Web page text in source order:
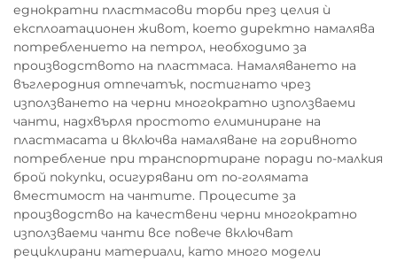
еднократни пластмасови торби през целия ѝ
експлоатационен живот, което директно намалява
потреблението на петрол, необходимо за
производството на пластмаса. Намаляването на
въглеродния отпечатък, постигнато чрез
използването на черни многократно използваеми
чанти, надхвърля простото елиминиране на
пластмасата и включва намаляване на горивното
потребление при транспортиране поради по-малкия
брой покупки, осигурявани от по-голямата
вместимост на чантите. Процесите за
производство на качествени черни многократно
използваеми чанти все повече включват
рециклирани материали, като много модели